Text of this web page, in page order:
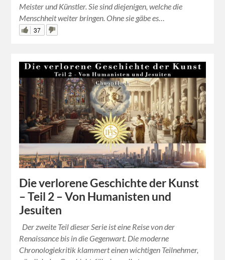
Meister und Künstler. Sie sind diejenigen, welche die
Menschheit weiter bringen. Ohne sie gäbe es…
37
Die verlorene Geschichte der Kunst
– Teil 2 – Von Humanisten und
Jesuiten
Der zweite Teil dieser Serie ist eine Reise von der
Renaissance bis in die Gegenwart. Die moderne
Chronologiekritik klammert einen wichtigen Teilnehmer,